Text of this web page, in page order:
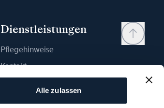
Alle zulassen
Dienstleistungen
Pflegehinweise
Kontakt